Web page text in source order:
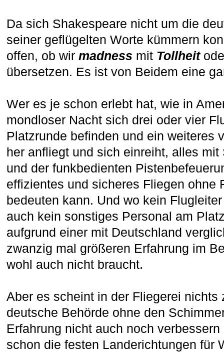
Da sich Shakespeare nicht um die
seiner geflügelten Worte kümmern
offen, ob wir madness mit Tollheit
übersetzen. Es ist von Beidem eine
Wer es je schon erlebt hat, wie in
mondloser Nacht sich drei oder vier
Platzrunde befinden und ein weiteres
her anfliegt und sich einreiht, alles
und der funkbedienten
effizientes und sicheres Fliegen ohne
bedeuten kann. Und wo kein
auch kein sonstiges Personal am
aufgrund einer mit Deutschland
zwanzig mal größeren Erfahrung im
wohl auch nicht braucht.
Aber es scheint in der Fliegerei nichts
deutsche Behörde ohne den
Erfahrung nicht auch noch
schon die festen Landerichtungen für